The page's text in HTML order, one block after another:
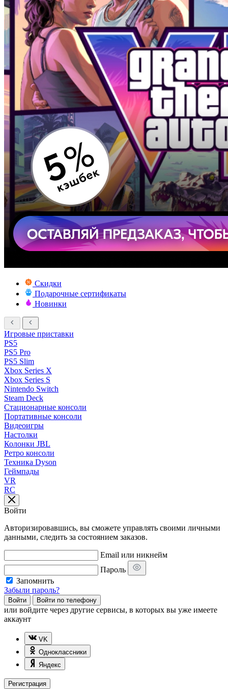
Скидки
Подарочные сертификаты
Новинки
Игровые приставки
PS5
PS5 Pro
PS5 Slim
Xbox Series X
Xbox Series S
Nintendo Switch
Steam Deck
Стационарные консоли
Портативные консоли
Видеоигры
Настолки
Колонки JBL
Ретро консоли
Техника Dyson
Геймпады
VR
RC
Войти
Авторизировавшись, вы сможете управлять своими личными
данными, следить за состоянием заказов.
Email или никнейм
Пароль
Запомнить
Забыли пароль?
Войти Войти по телефону
или войдите через другие сервисы, в которых вы уже имеете
аккаунт
VK
Одноклассники
Яндекс
Регистрация